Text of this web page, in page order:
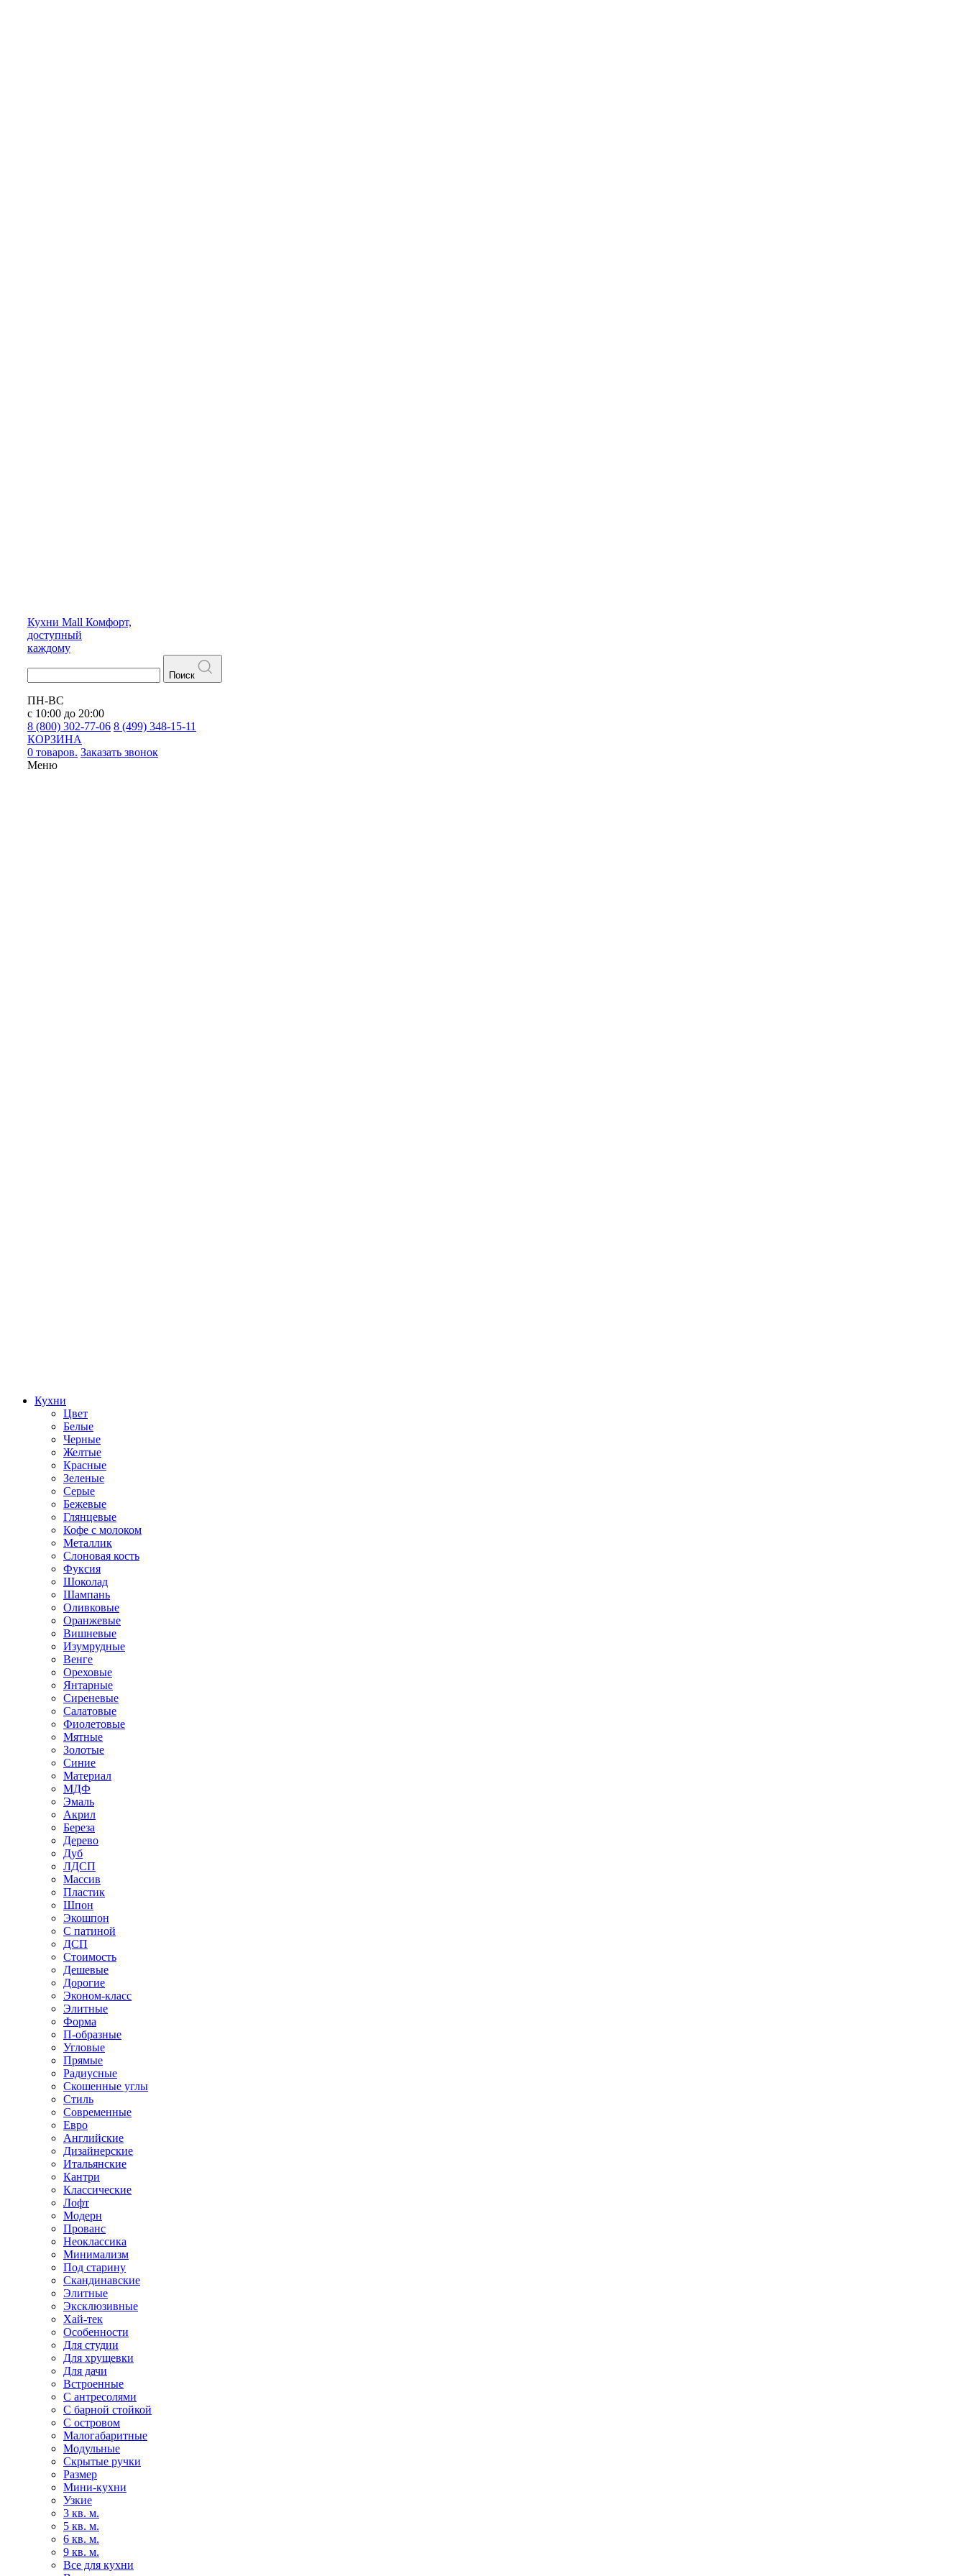
Кухни Mall Комфорт,
доступный
каждому
Поиск
ПН-ВС
с 10:00 до 20:00
8 (800) 302-77-06 8 (499) 348-15-11
КОРЗИНА
0 товаров. Заказать звонок
Меню
Кухни
Цвет
Белые
Черные
Желтые
Красные
Зеленые
Серые
Бежевые
Глянцевые
Кофе с молоком
Металлик
Слоновая кость
Фуксия
Шоколад
Шампань
Оливковые
Оранжевые
Вишневые
Изумрудные
Венге
Ореховые
Янтарные
Сиреневые
Салатовые
Фиолетовые
Мятные
Золотые
Синие
Материал
МДФ
Эмаль
Акрил
Береза
Дерево
Дуб
ЛДСП
Массив
Пластик
Шпон
Экошпон
С патиной
ДСП
Стоимость
Дешевые
Дорогие
Эконом-класс
Элитные
Форма
П-образные
Угловые
Прямые
Радиусные
Скошенные углы
Стиль
Современные
Евро
Английские
Дизайнерские
Итальянские
Кантри
Классические
Лофт
Модерн
Прованс
Неоклассика
Минимализм
Под старину
Скандинавские
Элитные
Эксклюзивные
Хай-тек
Особенности
Для студии
Для хрущевки
Для дачи
Встроенные
С антресолями
С барной стойкой
С островом
Малогабаритные
Модульные
Скрытые ручки
Размер
Мини-кухни
Узкие
3 кв. м.
5 кв. м.
6 кв. м.
9 кв. м.
Все для кухни